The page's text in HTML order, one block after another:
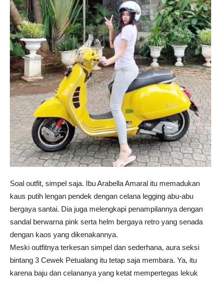
Soal outfit, simpel saja. Ibu Arabella Amaral itu memadukan
kaus putih lengan pendek dengan celana legging abu-abu
bergaya santai. Dia juga melengkapi penampilannya dengan
sandal berwarna pink serta helm bergaya retro yang senada
dengan kaos yang dikenakannya.
Meski outfitnya terkesan simpel dan sederhana, aura seksi
bintang 3 Cewek Petualang itu tetap saja membara. Ya, itu
karena baju dan celananya yang ketat mempertegas lekuk